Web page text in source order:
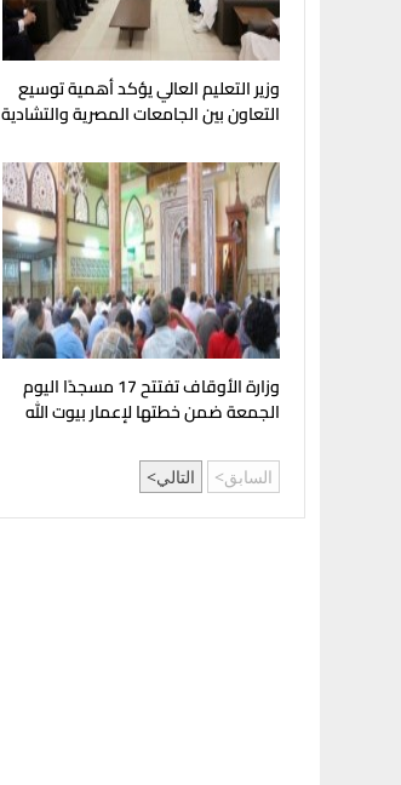
وزير التعليم العالي يؤكد أهمية توسيع
التعاون بين الجامعات المصرية والتشادية
وزارة الأوقاف تفتتح 17 مسجدًا اليوم
الجمعة ضمن خطتها لإعمار بيوت الله
السابق التالي